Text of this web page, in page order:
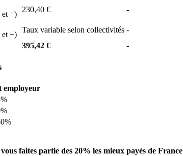
et +)
230,40 €
-
et +)
Taux variable selon collectivités -
395,42 € -
employeur
vous faites partie des 20% les mieux payés de France